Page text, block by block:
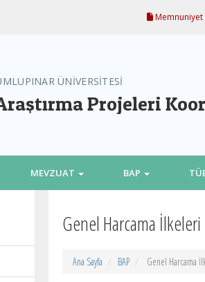
ÜNİVERSİTESİ
Projeleri
MEVZUAT BAP
Genel Harcama İlkeleri
Ana Sayfa BAP Genel Harcama